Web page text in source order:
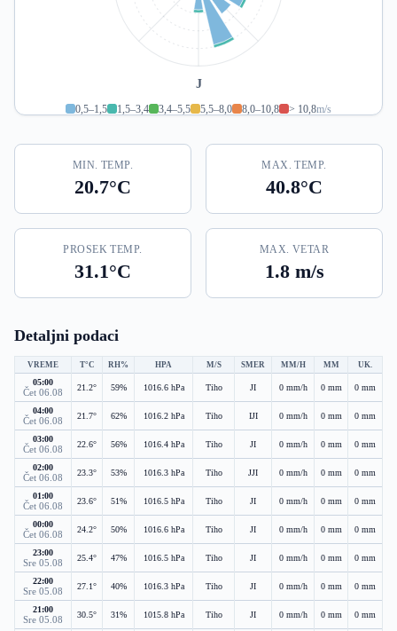
J
0,5–1,5 1,5–3,4 3,4–5,5 5,5–8,0 8,0–10,8 > 10,8m/s
MIN. TEMP.
20.7°C
MAX. TEMP.
40.8°C
PROSEK TEMP.
31.1°C
MAX. VETAR
1.8 m/s
Detaljni podaci
VREME T°C RH% HPA M/S SMER MM/H MM UK.
05:00
Čet 06.08 21.2° 59% 1016.6 hPa Tiho JI 0 mm/h 0 mm 0 mm
04:00
Čet 06.08 21.7° 62% 1016.2 hPa Tiho IJI 0 mm/h 0 mm 0 mm
03:00
Čet 06.08 22.6° 56% 1016.4 hPa Tiho JI 0 mm/h 0 mm 0 mm
02:00
Čet 06.08 23.3° 53% 1016.3 hPa Tiho JJI 0 mm/h 0 mm 0 mm
01:00
Čet 06.08 23.6° 51% 1016.5 hPa Tiho JI 0 mm/h 0 mm 0 mm
00:00
Čet 06.08 24.2° 50% 1016.6 hPa Tiho JI 0 mm/h 0 mm 0 mm
23:00
Sre 05.08 25.4° 47% 1016.5 hPa Tiho JI 0 mm/h 0 mm 0 mm
22:00
Sre 05.08 27.1° 40% 1016.3 hPa Tiho JI 0 mm/h 0 mm 0 mm
21:00
Sre 05.08 30.5° 31% 1015.8 hPa Tiho JI 0 mm/h 0 mm 0 mm